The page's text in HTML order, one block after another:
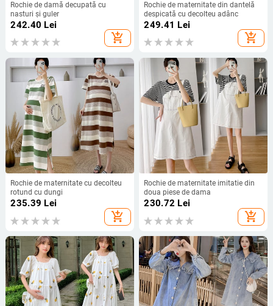
Rochie de damă decupată cu
nasturi și guler
242.40 Lei
add_shopping_cart
Rochie de maternitate din dantelă
despicată cu decolteu adânc
249.41 Lei
add_shopping_cart
Rochie de maternitate cu decolteu
rotund cu dungi
235.39 Lei
add_shopping_cart
Rochie de maternitate imitatie din
doua piese de dama
230.72 Lei
add_shopping_cart